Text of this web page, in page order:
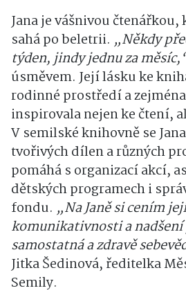
Jana je vášnivou
sahá po beletrii. „Někdy
týden, jindy jednu za
úsměvem. Její lásku ke
rodinné prostředí a
inspirovala nejen ke čtení,
V semilské knihovně se
tvořivých dílen a různých
pomáhá s organizací akcí,
dětských programech i
fondu. „Na Janě si cením
komunikativnosti a nadšení
samostatná a zdravě
Jitka Šedinová, ředitelka
Semily.